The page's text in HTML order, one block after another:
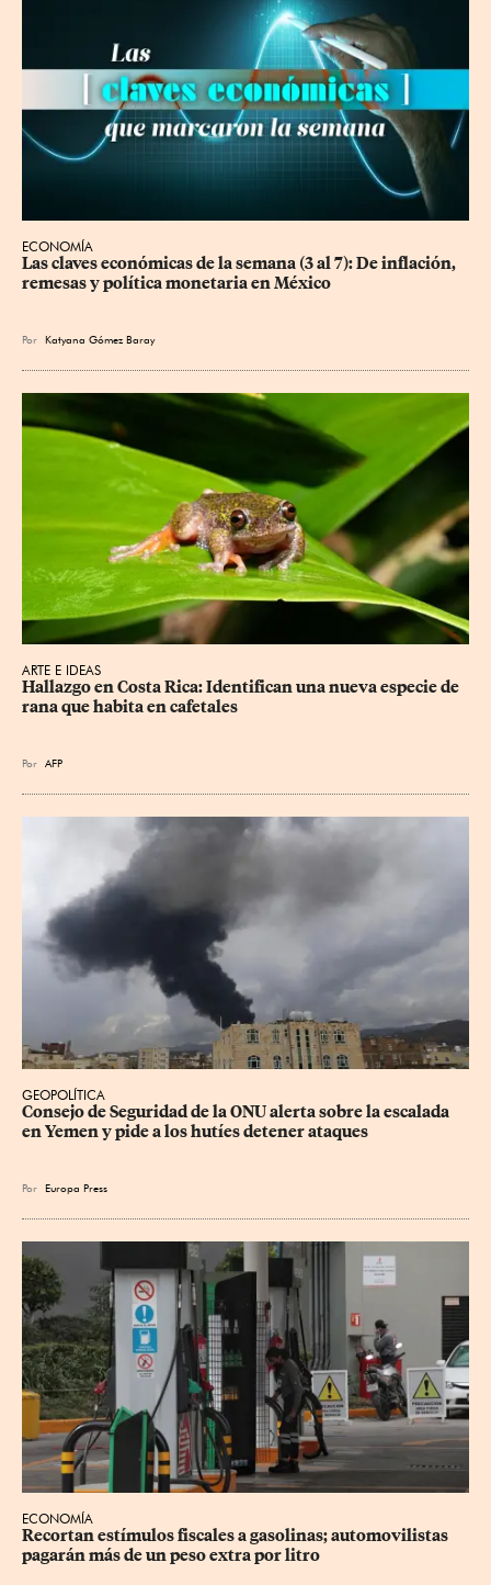
ECONOMÍA
Las claves económicas de la semana (3 al 7): De inflación,
remesas y política monetaria en México
Por Katyana Gómez Baray
ARTE E IDEAS
Hallazgo en Costa Rica: Identifican una nueva especie de
rana que habita en cafetales
Por AFP
GEOPOLÍTICA
Consejo de Seguridad de la ONU alerta sobre la escalada
en Yemen y pide a los hutíes detener ataques
Por Europa Press
ECONOMÍA
Recortan estímulos fiscales a gasolinas; automovilistas
pagarán más de un peso extra por litro